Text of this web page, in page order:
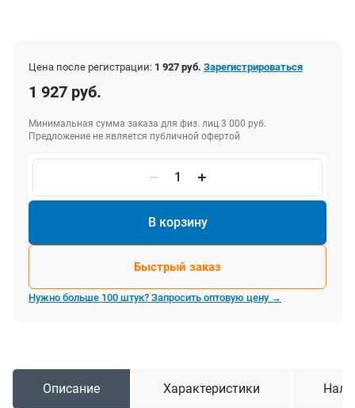
Цена после регистрации: 1 927 руб. Зарегистрироваться
1 927 руб.
Минимальная сумма заказа для физ. лиц 3 000 руб.
Предложение не является публичной офертой
В корзину
Быстрый заказ
Нужно больше 100 штук? Запросить оптовую цену →
Описание Характеристики